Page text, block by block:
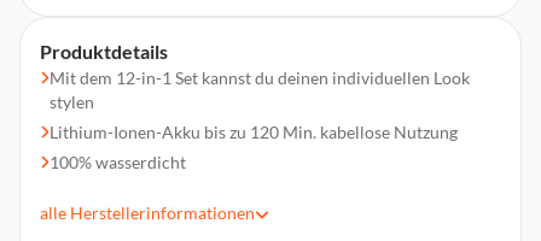
Produktdetails
Mit dem 12-in-1 Set kannst du deinen individuellen Look
stylen
Lithium-Ionen-Akku bis zu 120 Min. kabellose Nutzung
100% wasserdicht
Präzisionstrimmer, Nasenhaartrimmer, Folienrasierer
alle Herstellerinformationen